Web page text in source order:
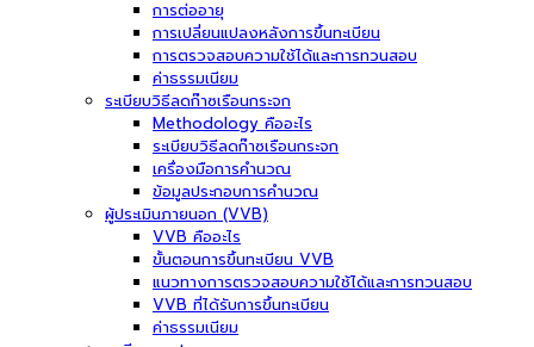
การต่ออายุ
การเปลี่ยนแปลงหลังการขึ้นทะเบียน
การตรวจสอบความใช้ได้และการทวนสอบ
ค่าธรรมเนียม
ระเบียบวิธีลดก๊าซเรือนกระจก
Methodology คืออะไร
ระเบียบวิธีลดก๊าซเรือนกระจก
เครื่องมือการคำนวณ
ข้อมูลประกอบการคำนวณ
ผู้ประเมินภายนอก (VVB)
VVB คืออะไร
ขั้นตอนการขึ้นทะเบียน VVB
แนวทางการตรวจสอบความใช้ได้และการทวนสอบ
VVB ที่ได้รับการขึ้นทะเบียน
ค่าธรรมเนียม